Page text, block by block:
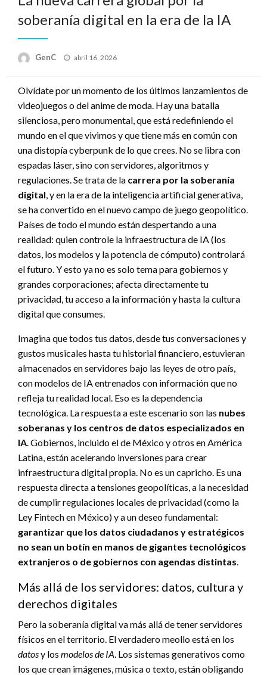
soberanía digital en la era de la IA
GenC
Publicado
abril 16, 2026
Olvídate por un momento de los últimos lanzamientos de
videojuegos o del anime de moda. Hay una batalla
silenciosa, pero monumental, que está redefiniendo el
mundo en el que vivimos y que tiene más en común con
una distopía cyberpunk de lo que crees. No se libra con
espadas láser, sino con servidores, algoritmos y
regulaciones. Se trata de la carrera por la soberanía
digital , y en la era de la inteligencia artificial generativa,
se ha convertido en el nuevo campo de juego geopolítico.
Países de todo el mundo están despertando a una
realidad: quien controle la infraestructura de IA (los
datos, los modelos y la potencia de cómputo) controlará
el futuro. Y esto ya no es solo tema para gobiernos y
grandes corporaciones; afecta directamente tu
privacidad, tu acceso a la información y hasta la cultura
digital que consumes.
Imagina que todos tus datos, desde tus conversaciones y
gustos musicales hasta tu historial financiero, estuvieran
almacenados en servidores bajo las leyes de otro país,
con modelos de IA entrenados con información que no
refleja tu realidad local. Eso es la dependencia
tecnológica. La respuesta a este escenario son las nubes
soberanas y los centros de datos especializados en
IA . Gobiernos, incluido el de México y otros en América
Latina, están acelerando inversiones para crear
infraestructura digital propia. No es un capricho. Es una
respuesta directa a tensiones geopolíticas, a la necesidad
de cumplir regulaciones locales de privacidad (como la
Ley Fintech en México) y a un deseo fundamental:
garantizar que los datos ciudadanos y estratégicos
no sean un botín en manos de gigantes tecnológicos
extranjeros o de gobiernos con agendas distintas
Más allá de los servidores: datos, cultura y
derechos digitales
Pero la soberanía digital va más allá de tener servidores
físicos en el territorio. El verdadero meollo está en los
datosy los modelos de IA . Los sistemas generativos como
los que crean imágenes, música o texto, están obligando